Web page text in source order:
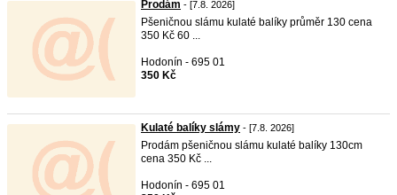
Prodám - [7.8. 2026]
Pšeničnou slámu kulaté balíky průměr 130 cena
350 Kč 60 ...
Hodonín - 695 01
350 Kč
Kulaté balíky slámy - [7.8. 2026]
Prodám pšeničnou slámu kulaté balíky 130cm
cena 350 Kč ...
Hodonín - 695 01